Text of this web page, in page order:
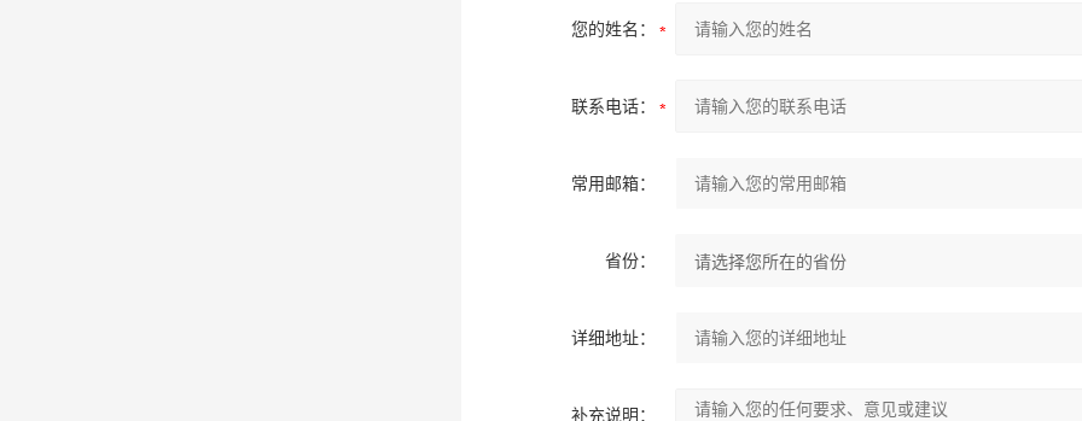
您的姓名：
联系电话：
常用邮箱：
省份：
详细地址：
补充说明：